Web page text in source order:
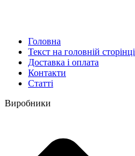
Головна
Текст на головній сторінці
Доставка і оплата
Контакти
Статті
Виробники